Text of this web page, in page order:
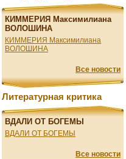
КИММЕРИЯ Максимилиана
ВОЛОШИНА
КИММЕРИЯ Максимилиана
ВОЛОШИНА
Все новости
Литературная критика
ВДАЛИ ОТ БОГЕМЫ
ВДАЛИ ОТ БОГЕМЫ
Все новости